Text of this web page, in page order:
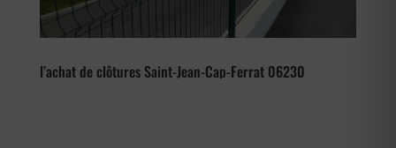
l’achat de clôtures Saint-Jean-Cap-Ferrat 06230